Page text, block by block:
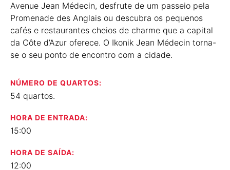
Avenue Jean Médecin, desfrute de um passeio pela
Promenade des Anglais ou descubra os pequenos
cafés e restaurantes cheios de charme que a capital
da Côte d’Azur oferece. O Ikonik Jean Médecin torna-
se o seu ponto de encontro com a cidade.
NÚMERO DE QUARTOS:
54 quartos.
HORA DE ENTRADA:
15:00
HORA DE SAÍDA:
12:00